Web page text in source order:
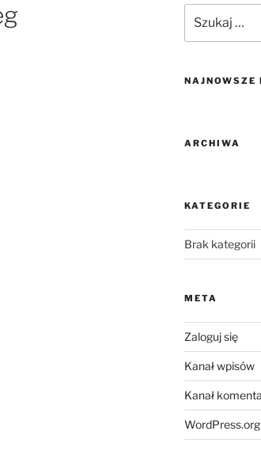
NAJNOWSZE
ARCHIWA
KATEGORIE
Brak kategorii
META
Zaloguj się
Kanał wpisów
Kanał
WordPress.org